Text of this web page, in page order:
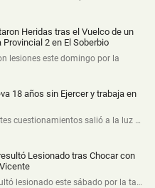
Heridas tras el Vuelco de un
2 en El Soberbio
lesiones este domingo por la
18 años sin Ejercer y trabaja en
cuestionamientos salió a la luz …
Lesionado tras Chocar con
lesionado este sábado por la ta…